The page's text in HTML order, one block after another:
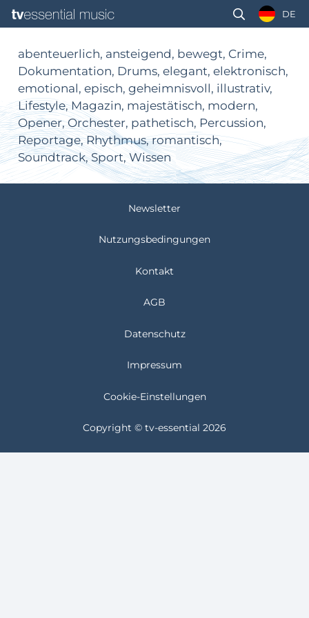
DE
abenteuerlich, ansteigend, bewegt, Crime,
Dokumentation, Drums, elegant, elektronisch,
emotional, episch, geheimnisvoll, illustrativ,
Lifestyle, Magazin, majestätisch, modern,
Opener, Orchester, pathetisch, Percussion,
Reportage, Rhythmus, romantisch,
Soundtrack, Sport, Wissen
Newsletter
Nutzungsbedingungen
Kontakt
AGB
Datenschutz
Impressum
Cookie-Einstellungen
Copyright © tv-essential 2026